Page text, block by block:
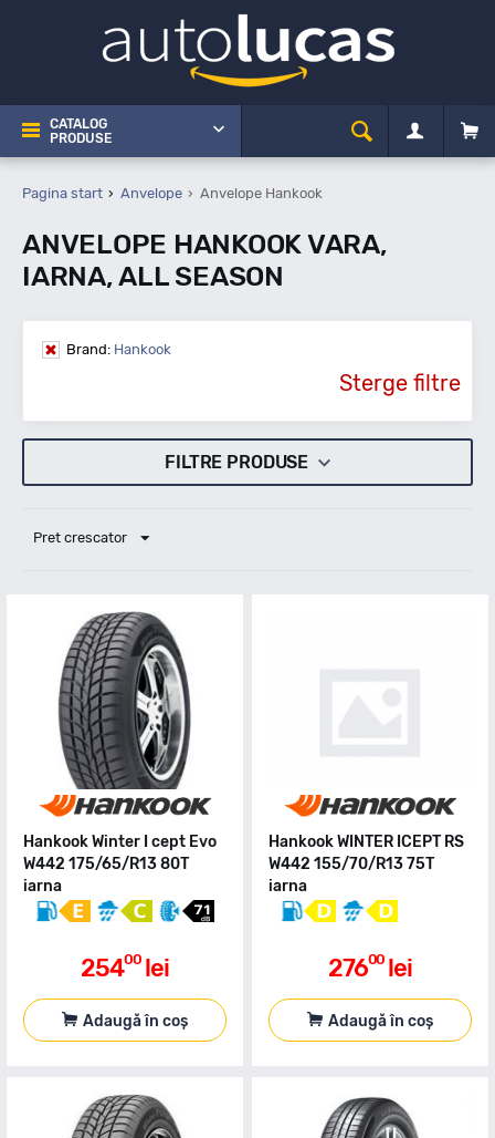
CATALOG
PRODUSE
Pagina start Anvelope Anvelope Hankook
ANVELOPE HANKOOK VARA,
IARNA, ALL SEASON
Brand: Hankook
Sterge filtre
FILTRE PRODUSE
Pret crescator
Hankook Winter I cept Evo
W442 175/65/R13 80T
iarna
25400 lei
Adaugă în coș
Hankook WINTER ICEPT RS
W442 155/70/R13 75T
iarna
27600 lei
Adaugă în coș